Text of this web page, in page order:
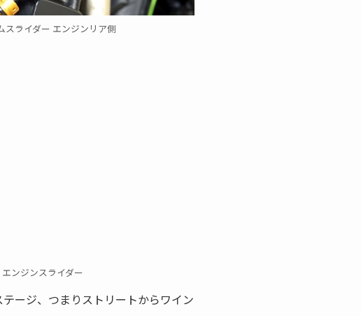
スライダー エンジンリア側
エンジンスライダー
ージ、つまりストリートからワイン